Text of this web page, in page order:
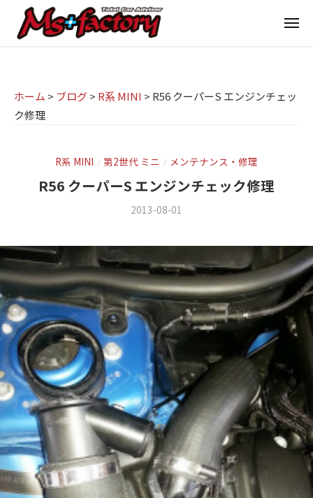
の
M
店
M
s
+
f
a
c
t
o
r
y
(
B
M
(
ミ
ニ
)
を
中
心
に
車
検
・
整
備
・
販
メ
ホーム > ブログ> R系 MINI > R56 クーパーS エンジンチェッ
ク修理
R系 MINI / 第2世代 ミニ / メンテナンス・修理
R56 クーパーS エンジンチェック修理
2013-08-01
m
s
f
a
c
t
r
y
2
0
1
3
件
の
コ
メ
ン
ト
京
都
I
N
s
+
f
a
c
t
o
r
y
(
エ
ム